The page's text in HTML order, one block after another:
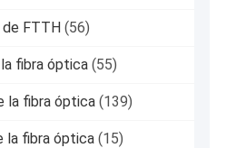
de FTTH (56)
fibra óptica (55)
la fibra óptica (139)
la fibra óptica (15)